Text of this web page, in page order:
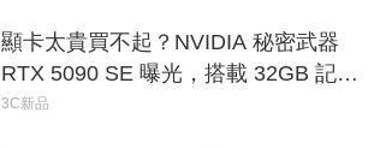
顯卡太貴買不起？NVIDIA 秘密武器
RTX 5090 SE 曝光，搭載 32GB 記憶
體
3C新品